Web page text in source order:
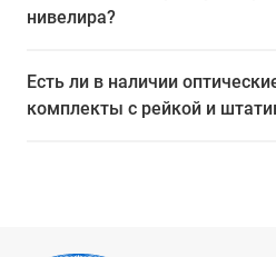
нивелира?
Есть ли в наличии
комплекты с рейкой и